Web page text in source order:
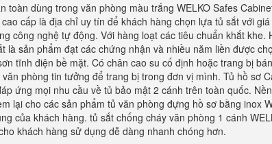
dùng trong văn phòng màu trắng WELKO Safes
cấp là địa chỉ uy tín để khách hàng chọn lựa tủ sắt với
công nghệ tự động. Với hàng loạt các tiêu chuẩn khắt khe.
sản phẩm đạt các chứng nhận và nhiều năm liền được
tĩnh điện bề mặt. Có chân cao su cố định hoặc trang bị
phòng tin tưởng để trang bị trong đơn vị mình. Tủ hồ sơ
ứng mọi nhu cầu về tủ bảo mật 2 cánh trên toàn quốc.
lại cho các sản phẩm tủ văn phòng đựng hồ sơ bằng inox
của khách hàng. tủ sắt chống cháy văn phòng 1 cánh
khách hàng sử dụng dễ dàng nhanh chóng hơn.